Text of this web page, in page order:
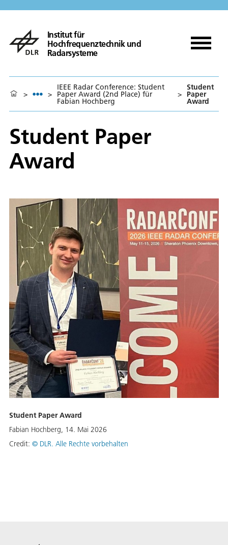
Institut für
Hochfrequenztechnik und
Radarsysteme
> >
IEEE Radar Conference: Student
Paper Award (2nd Place) für
Fabian Hochberg
>
Student
Paper
Award
Student Paper
Award
Student Paper Award
Fabian Hochberg, 14. Mai 2026
Credit: © DLR. Alle Rechte vorbehalten